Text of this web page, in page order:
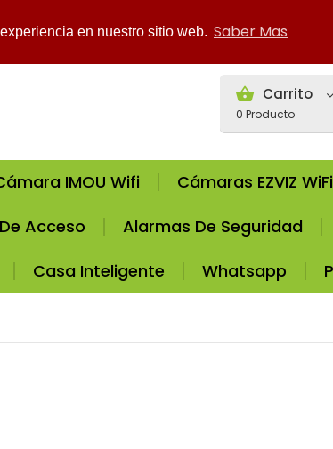
en nuestro sitio web. Saber Mas
Carrito
0 Producto
IMOU Wifi Cámaras EZVIZ WiFi
Acceso
Alarmas De Seguridad
Casa Inteligente Whatsapp